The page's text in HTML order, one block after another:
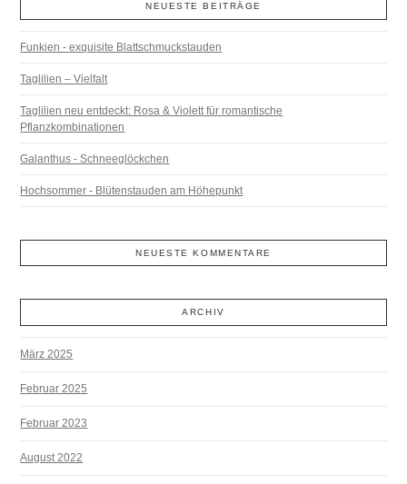
NEUESTE BEITRÄGE
Funkien - exquisite Blattschmuckstauden
Taglilien – Vielfalt
Taglilien neu entdeckt: Rosa & Violett für romantische
Pflanzkombinationen
Galanthus - Schneeglöckchen
Hochsommer - Blütenstauden am Höhepunkt
NEUESTE KOMMENTARE
ARCHIV
März 2025
Februar 2025
Februar 2023
August 2022